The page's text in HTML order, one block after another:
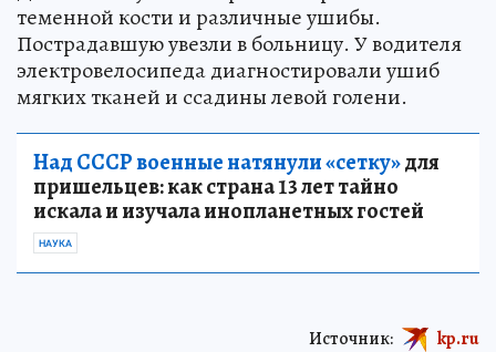
теменной кости и различные ушибы.
Пострадавшую увезли в больницу. У водителя
электровелосипеда диагностировали ушиб
мягких тканей и ссадины левой голени.
Над СССР военные натянули «сетку»для
пришельцев: как страна 13 лет тайно
искала и изучала инопланетных гостей
НАУКА
Источник: kp.ru